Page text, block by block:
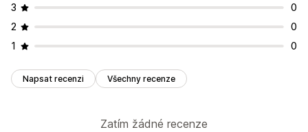
3
0
2
0
1
0
Napsat recenzi Všechny recenze
Zatím žádné recenze